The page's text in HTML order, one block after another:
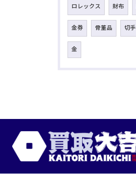
ロレックス 財布
金券 骨董品 切手
金